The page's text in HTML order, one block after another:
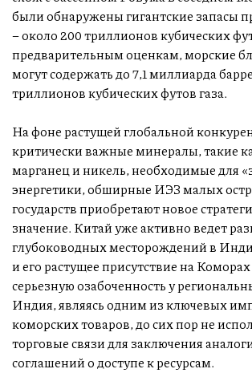
были обнаружены гигантские запасы
– около 200 триллионов кубических
предварительным оценкам, морские
могут содержать до 7,1 миллиарда
триллионов кубических футов газа.
На фоне растущей глобальной
критически важные минералы, такие
марганец и никель, необходимые для
энергетики, обширные ИЭЗ малых
государств приобретают новое
значение. Китай уже активно ведет
глубоководных месторождений в
и его растущее присутствие на
серьезную озабоченность у
Индия, являясь одним из ключевых
коморских товаров, до сих пор не
торговые связи для заключения
соглашений о доступе к ресурсам.